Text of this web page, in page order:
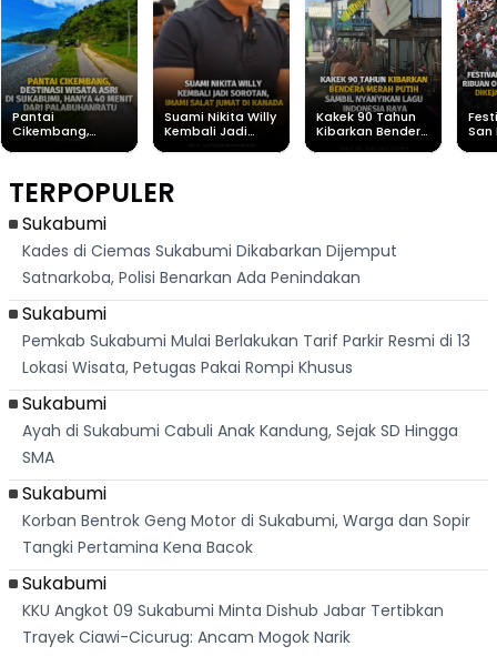
Pantai
Cikembang,
Dari
Palabuhanratu
Suami Nikita Willy
Kembali Jadi
Kakek 90 Tahun
Kibarkan Bendera
San
TERPOPULER
Sukabumi
Kades di Ciemas Sukabumi Dikabarkan Dijemput
Satnarkoba, Polisi Benarkan Ada Penindakan
Sukabumi
Pemkab Sukabumi Mulai Berlakukan Tarif Parkir Resmi di 13
Lokasi Wisata, Petugas Pakai Rompi Khusus
Sukabumi
Ayah di Sukabumi Cabuli Anak Kandung, Sejak SD Hingga
SMA
Sukabumi
Korban Bentrok Geng Motor di Sukabumi, Warga dan Sopir
Tangki Pertamina Kena Bacok
Sukabumi
KKU Angkot 09 Sukabumi Minta Dishub Jabar Tertibkan
Trayek Ciawi-Cicurug: Ancam Mogok Narik